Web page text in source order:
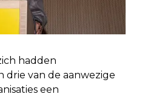
hadden
van de aanwezige
een